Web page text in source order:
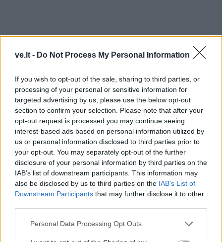
ve.lt - Do Not Process My Personal Information
If you wish to opt-out of the sale, sharing to third parties, or
processing of your personal or sensitive information for
targeted advertising by us, please use the below opt-out
section to confirm your selection. Please note that after your
opt-out request is processed you may continue seeing
interest-based ads based on personal information utilized by
us or personal information disclosed to third parties prior to
your opt-out. You may separately opt-out of the further
disclosure of your personal information by third parties on the
IAB’s list of downstream participants. This information may
also be disclosed by us to third parties on the IAB’s List of
Downstream Participants that may further disclose it to other
Personal Data Processing Opt Outs
Asmeniniame gyvenime būkite atidesni partneriui,
ieškokite dialogo ir venkite priekaištų.
KIAULĖ (1935, 1947, 1959, 1971,
1983, 1995, 2007, 2019)
Darbe numatomas ramus laikotarpis.